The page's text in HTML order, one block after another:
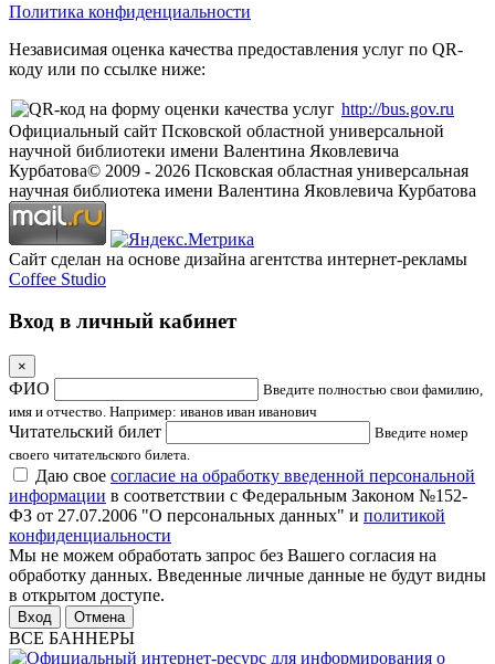
Политика конфиденциальности
Независимая оценка качества предоставления услуг по QR-
коду или по ссылке ниже:
http://bus.gov.ru
Официальный сайт Псковской областной универсальной
научной библиотеки имени Валентина Яковлевича
Курбатова© 2009 - 2026 Псковская областная универсальная
научная библиотека имени Валентина Яковлевича Курбатова
Сайт сделан на основе дизайна агентства интернет-рекламы
Coffee Studio
Вход в личный кабинет
×
ФИО
Введите полностью свои фамилию,
имя и отчество. Например: иванов иван иванович
Читательский билет
Введите номер
своего читательского билета.
Даю свое согласие на обработку введенной персональной
информации в соответствии с Федеральным Законом №152-
ФЗ от 27.07.2006 "О персональных данных" и политикой
конфиденциальности
Мы не можем обработать запрос без Вашего согласия на
обработку данных. Введенные личные данные не будут видны
в открытом доступе.
Отмена
ВСЕ БАННЕРЫ